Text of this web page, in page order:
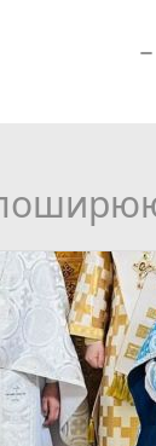
remove